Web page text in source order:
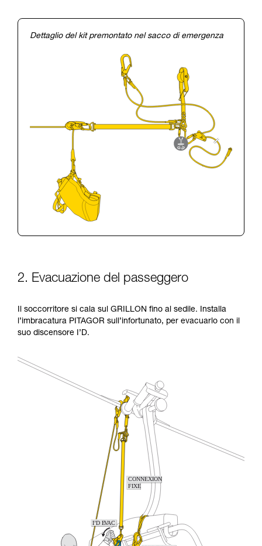
Dettaglio del kit premontato nel sacco di emergenza
2. Evacuazione del passeggero
Il soccorritore si cala sul GRILLON fino al sedile. Installa
l’imbracatura PITAGOR sull’infortunato, per evacuarlo con il
suo discensore I’D.